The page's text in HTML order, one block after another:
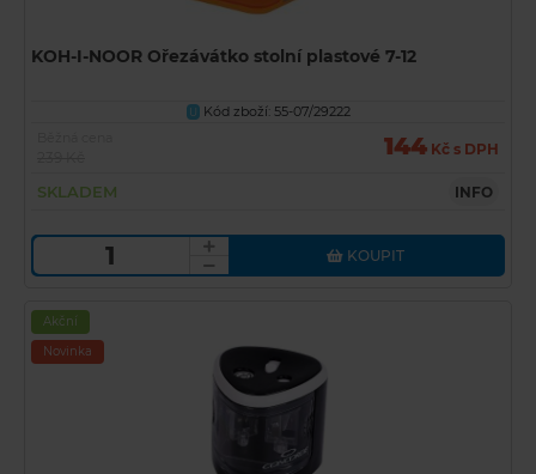
KOH-I-NOOR Ořezávátko stolní plastové 7-12
U Kód zboží: 55-07/29222
144 Kč s DPH
SKLADEM INFO
KOUPIT
Akční
Novinka